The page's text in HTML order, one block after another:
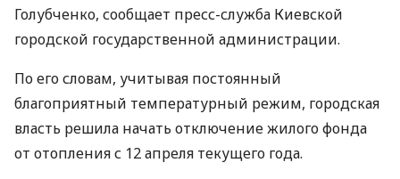
Голубченко, сообщает пресс-служба Киевской
городской государственной администрации.
По его словам, учитывая постоянный
благоприятный температурный режим, городская
власть решила начать отключение жилого фонда
от отопления с 12 апреля текущего года.